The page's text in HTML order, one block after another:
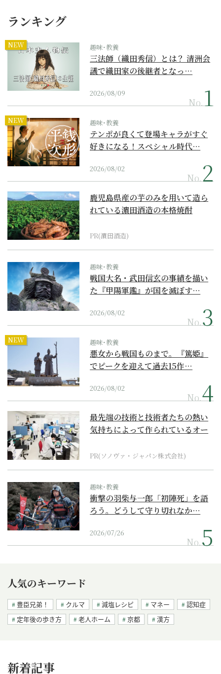
ランキング
NEW 趣味･教養
三法師（織田秀信）とは？ 清洲会
議で織田家の後継者となっ…
2026/08/09
No.
NEW 趣味･教養
テンポが良くて登場キャラがすぐ
好きになる！スペシャル時代…
2026/08/02
No.
鹿児島県産の芋のみを用いて造ら
れている濵田酒造の本格焼酎
PR(濵田酒造)
趣味･教養
戦国大名・武田信玄の事績を描い
た『甲陽軍鑑』が国を滅ぼす…
2026/08/02
No.
NEW 趣味･教養
悪女から戦国ものまで。『篤姫』
でピークを迎えて過去15作…
2026/08/02
No.
最先端の技術と技術者たちの熱い
気持ちによって作られているオー
PR(ソノヴァ・ジャパン株式会社)
趣味･教養
衝撃の羽柴与一郎「初陣死」を語
ろう。どうして守り切れなか…
2026/07/26
No.
人気のキーワード
豊臣兄弟！ クルマ 減塩レシピ マネー
認知症
定年後の歩き方
老人ホーム 京都 漢方
新着記事